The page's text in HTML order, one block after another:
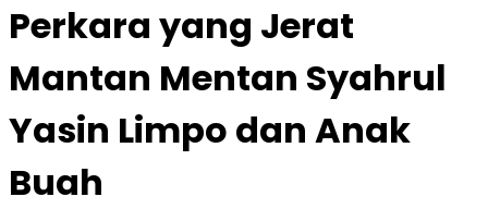
Perkara yang Jerat
Mantan Mentan Syahrul
Yasin Limpo dan Anak
Buah